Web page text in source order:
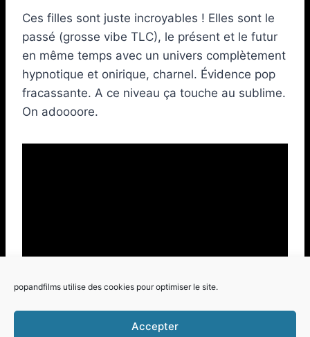
popandfilms utilise des cookies pour optimiser le site.
Accepter
Ces filles sont juste incroyables ! Elles sont le
passé (grosse vibe TLC), le présent et le futur
en même temps avec un univers complètement
hypnotique et onirique, charnel. Évidence pop
fracassante. A ce niveau ça touche au sublime.
On adoooore.